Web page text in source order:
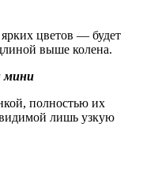
цветов — будет
выше колена.
мини
полностью их
лишь узкую